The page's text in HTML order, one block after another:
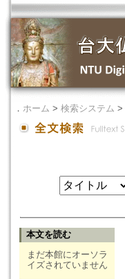
． ホーム > 検索システム >
本文を読む
まだ本館にオーソラ
イズされていません